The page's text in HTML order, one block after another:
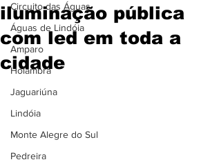
Circuito das Águas
Águas de Lindóia
Amparo
Holambra
Jaguariúna
Lindóia
Monte Alegre do Sul
Pedreira
iluminação pública
com led em toda a
cidade